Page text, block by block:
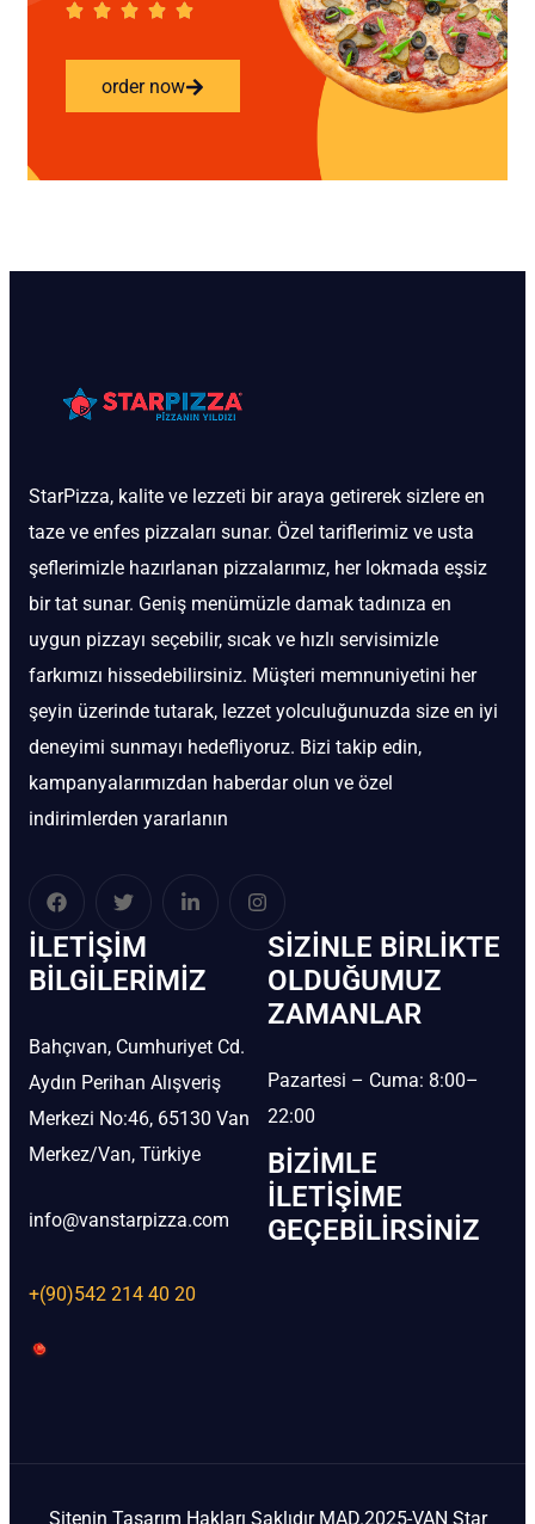
order now
StarPizza, kalite ve lezzeti bir araya getirerek sizlere en
taze ve enfes pizzaları sunar. Özel tariflerimiz ve usta
şeflerimizle hazırlanan pizzalarımız, her lokmada eşsiz
bir tat sunar. Geniş menümüzle damak tadınıza en
uygun pizzayı seçebilir, sıcak ve hızlı servisimizle
farkımızı hissedebilirsiniz. Müşteri memnuniyetini her
şeyin üzerinde tutarak, lezzet yolculuğunuzda size en iyi
deneyimi sunmayı hedefliyoruz. Bizi takip edin,
kampanyalarımızdan haberdar olun ve özel
indirimlerden yararlanın
İLETIŞIM
BİLGILERIMIZ
Bahçıvan, Cumhuriyet Cd.
Aydın Perihan Alışveriş
Merkezi No:46, 65130 Van
Merkez/Van, Türkiye
info@vanstarpizza.com
+(90)542 214 40 20
SIZINLE BIRLIKTE
OLDUĞUMUZ
ZAMANLAR
Pazartesi – Cuma: 8:00–
22:00
BIZIMLE
İLETIŞIME
GEÇEBILIRSINIZ
Sitenin Tasarım Hakları Saklıdır MAD.2025-VAN Star